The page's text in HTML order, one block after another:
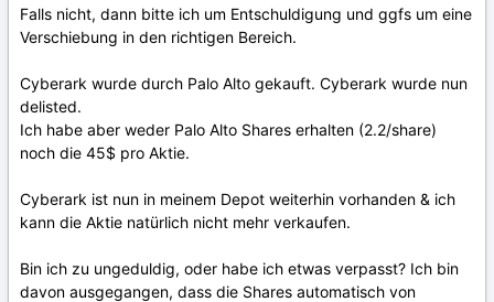
Falls nicht, dann bitte ich um Entschuldigung und ggfs um eine
Verschiebung in den richtigen Bereich.
Cyberark wurde durch Palo Alto gekauft. Cyberark wurde nun
delisted.
Ich habe aber weder Palo Alto Shares erhalten (2.2/share)
noch die 45$ pro Aktie.
Cyberark ist nun in meinem Depot weiterhin vorhanden & ich
kann die Aktie natürlich nicht mehr verkaufen.
Bin ich zu ungeduldig, oder habe ich etwas verpasst? Ich bin
davon ausgegangen, dass die Shares automatisch von